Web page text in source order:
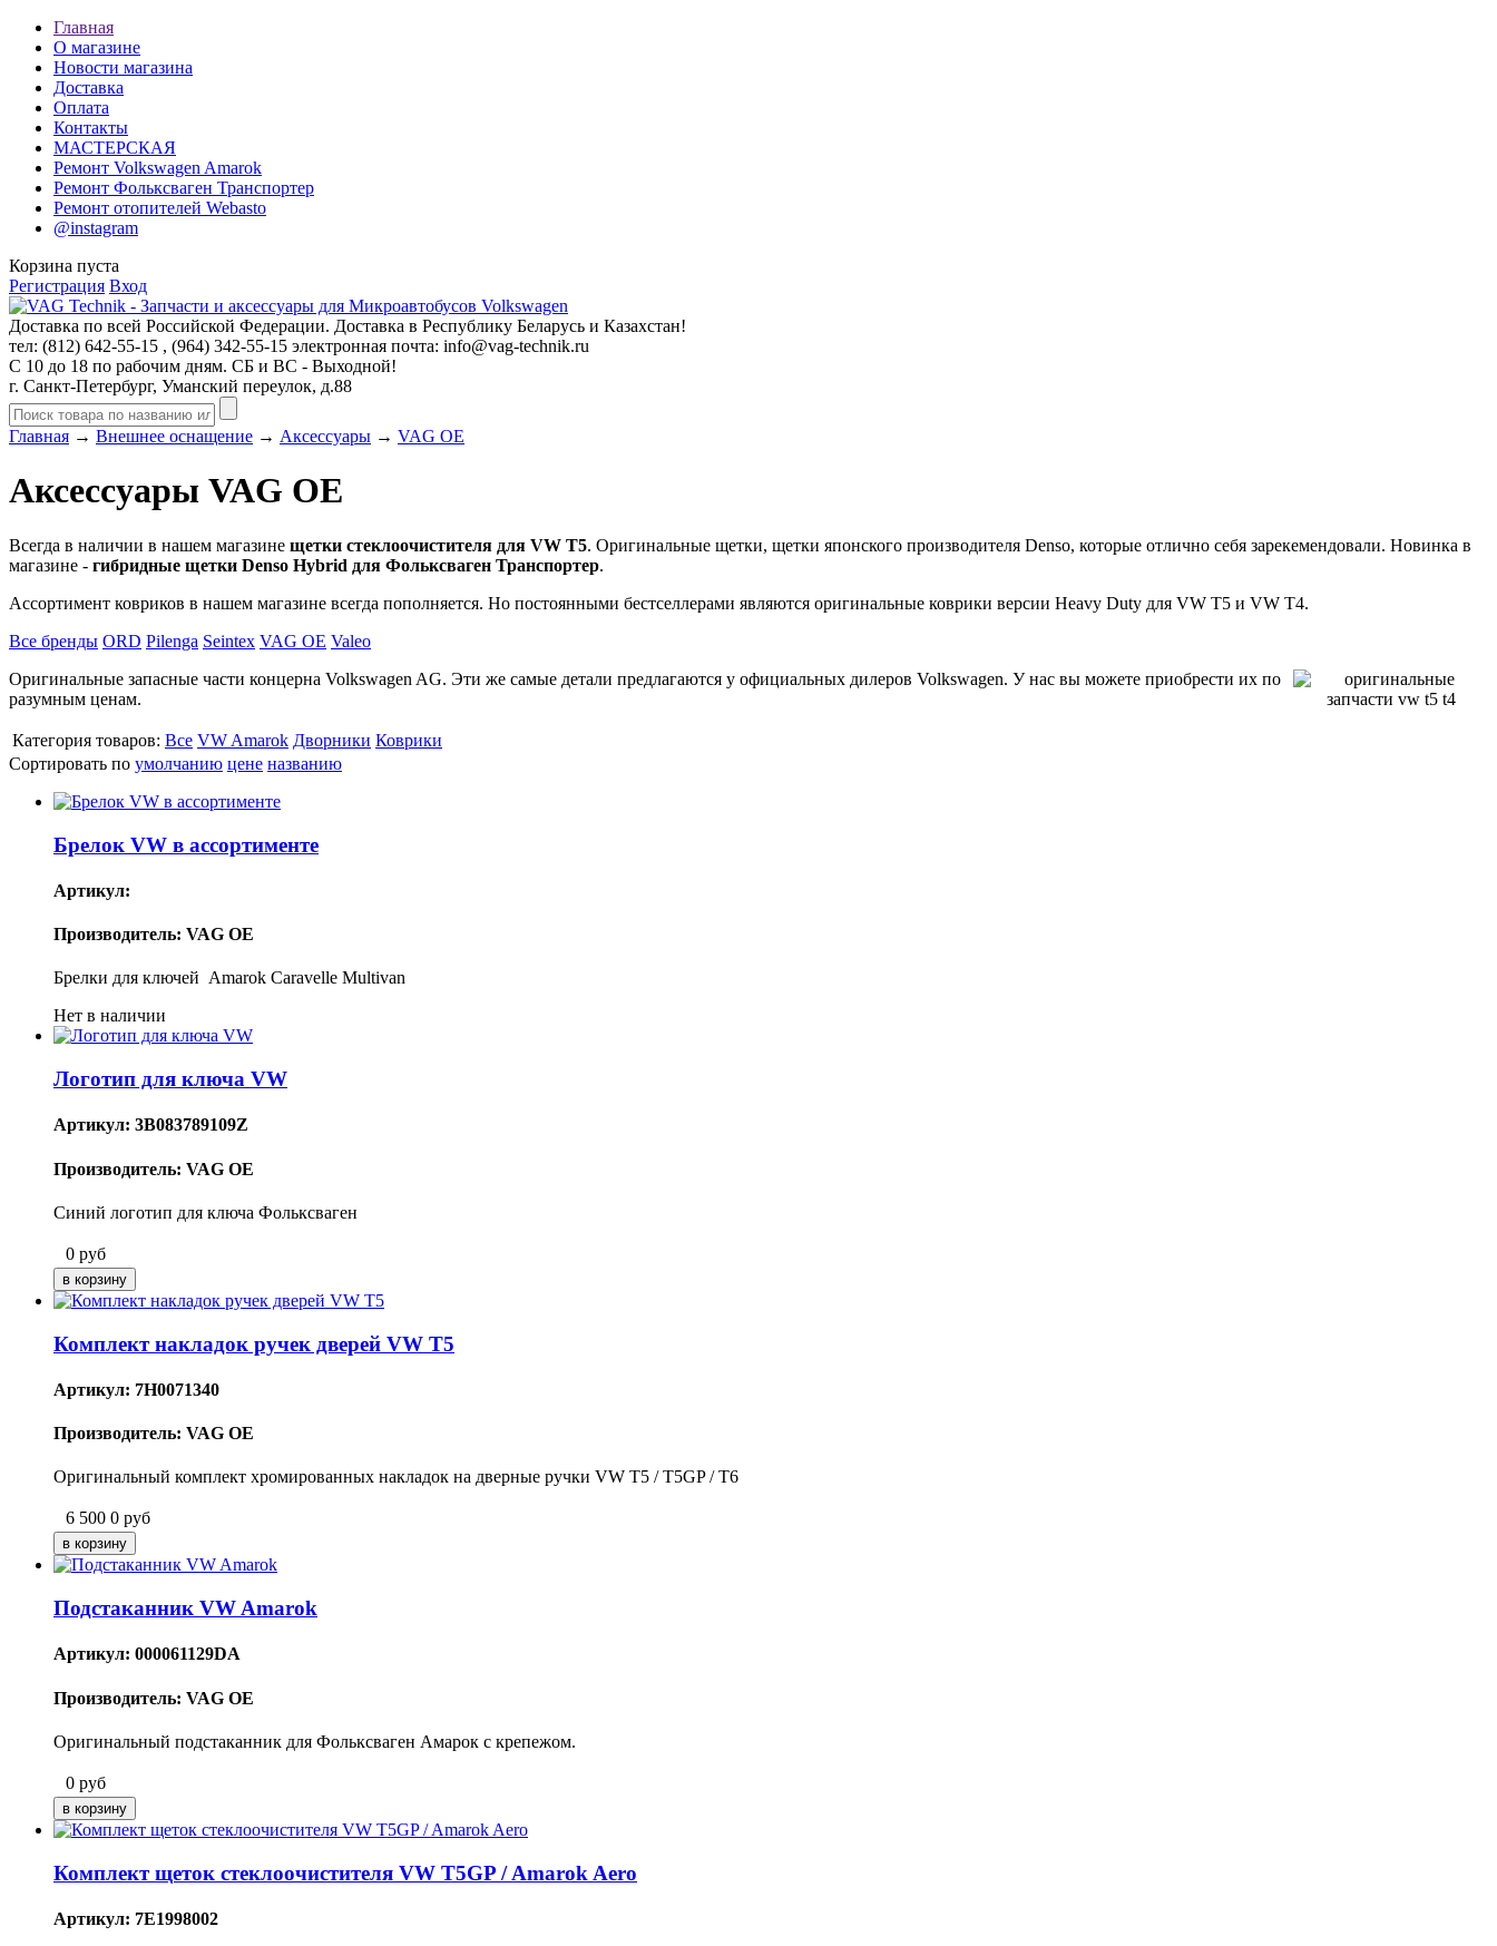
Главная
О магазине
Новости магазина
Доставка
Оплата
Контакты
МАСТЕРСКАЯ
Ремонт Volkswagen Amarok
Ремонт Фольксваген Транспортер
Ремонт отопителей Webasto
@instagram
Корзина пуста
Регистрация Вход
Доставка по всей Российской Федерации. Доставка в Республику Беларусь и Казахстан!
тел: (812) 642-55-15 , (964) 342-55-15 электронная почта: info@vag-technik.ru
С 10 до 18 по рабочим дням. СБ и ВС - Выходной!
г. Санкт-Петербург, Уманский переулок, д.88
Главная → Внешнее оснащение → Аксессуары → VAG OE
Аксессуары VAG OE
Всегда в наличии в нашем магазине щетки стеклоочистителя для VW T5. Оригинальные щетки, щетки японского производителя Denso, которые отлично себя зарекемендовали. Новинка в
магазине - гибридные щетки Denso Hybrid для Фольксваген Транспортер.
Ассортимент ковриков в нашем магазине всегда пополняется. Но постоянными бестселлерами являются оригинальные коврики версии Heavy Duty для VW T5 и VW T4.
Все бренды ORD Pilenga Seintex VAG OE Valeo
Оригинальные запасные части концерна Volkswagen AG. Эти же самые детали предлагаются у официальных дилеров Volkswagen. У нас вы можете приобрести их по
разумным ценам.
Категория товаров: Все VW Amarok Дворники Коврики
Сортировать по умолчанию цене названию
Брелок VW в ассортименте
Артикул:
Производитель: VAG OE
Брелки для ключей Amarok Caravelle Multivan
Нет в наличии
Логотип для ключа VW
Артикул: 3B083789109Z
Производитель: VAG OE
Синий логотип для ключа Фольксваген
0 руб
Комплект накладок ручек дверей VW T5
Артикул: 7H0071340
Производитель: VAG OE
Оригинальный комплект хромированных накладок на дверные ручки VW T5 / T5GP / T6
6 500 0 руб
Подстаканник VW Amarok
Артикул: 000061129DA
Производитель: VAG OE
Оригинальный подстаканник для Фольксваген Амарок с крепежом.
0 руб
Комплект щеток стеклоочистителя VW Т5GP / Amarok Aero
Артикул: 7E1998002